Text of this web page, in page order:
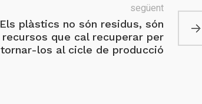
Els plàstics no són residus, són
recursos que cal recuperar per
tornar-los al cicle de producció
següent